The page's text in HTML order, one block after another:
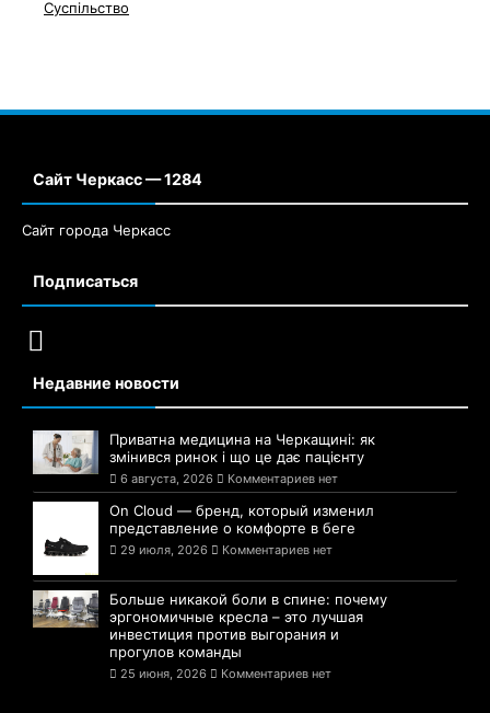
Суспільство
Сайт Черкасс — 1284
Сайт города Черкасс
Подписаться
Недавние новости
Приватна медицина на Черкащині: як
змінився ринок і що це дає пацієнту
6 августа, 2026 Комментариев нет
On Cloud — бренд, который изменил
представление о комфорте в беге
29 июля, 2026 Комментариев нет
Больше никакой боли в спине: почему
эргономичные кресла – это лучшая
инвестиция против выгорания и
прогулов команды
25 июня, 2026 Комментариев нет